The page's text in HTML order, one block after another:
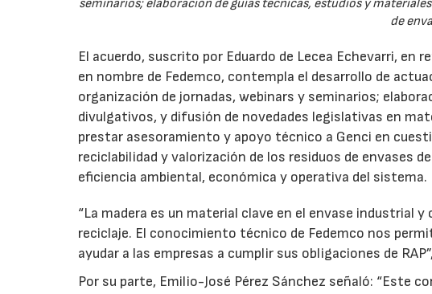
seminarios; elaboración de guías técnicas, estudios y
de
El acuerdo, suscrito por Eduardo de Lecea Echevarri, en
en nombre de Fedemco, contempla el desarrollo de
organización de jornadas, webinars y seminarios;
divulgativos, y difusión de novedades legislativas en
prestar asesoramiento y apoyo técnico a Genci en
reciclabilidad y valorización de los residuos de envases
eficiencia ambiental, económica y operativa del sistema.
“La madera es un material clave en el envase industrial
reciclaje. El conocimiento técnico de Fedemco nos
ayudar a las empresas a cumplir sus obligaciones de
Por su parte, Emilio-José Pérez Sánchez señaló: “Este